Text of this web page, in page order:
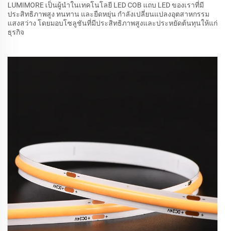
LUMIMORE เป็นผู้นำในเทคโนโลยี LED COB แถบ LED ของเราที่มี
ประสิทธิภาพสูง ทนทาน และยืดหยุ่น กำลังเปลี่ยนแปลงอุตสาหกรรม
แสงสว่าง โดยมอบโซลูชันที่มีประสิทธิภาพสูงและประหยัดต้นทุนให้แก่
ธุรกิจ